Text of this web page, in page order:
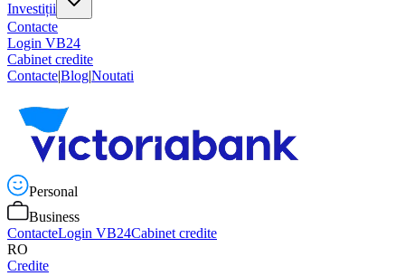
Investiții
Contacte
Login VB24
Cabinet credite
Contacte|Blog|Noutati
Personal
Business
ContacteLogin VB24Cabinet credite
RO
Credite